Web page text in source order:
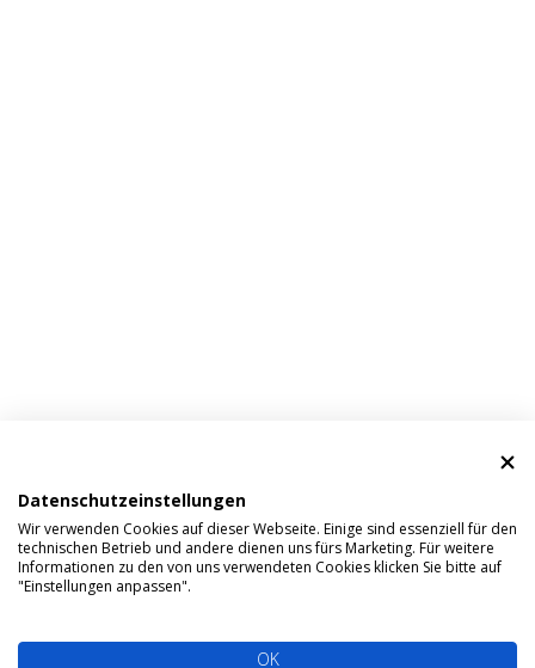
Datenschutzeinstellungen
Wir verwenden Cookies auf dieser Webseite. Einige sind essenziell für den
technischen Betrieb und andere dienen uns fürs Marketing. Für weitere
Informationen zu den von uns verwendeten Cookies klicken Sie bitte auf
"Einstellungen anpassen".
OK